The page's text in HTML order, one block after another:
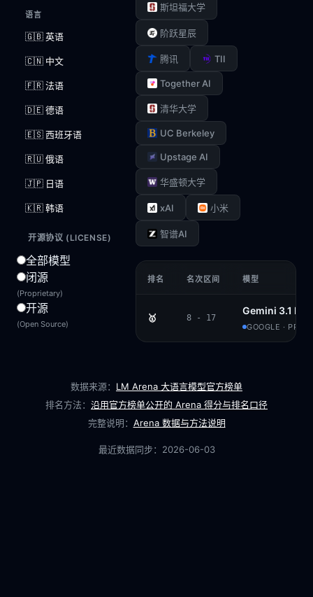
语言
🇬🇧 英语
🇨🇳 中文
🇫🇷 法语
🇩🇪 德语
🇪🇸 西班牙语
🇷🇺 俄语
🇯🇵 日语
🇰🇷 韩语
开源协议 (LICENSE)
全部模型
闭源
(Proprietary)
开源
(Open Source)
斯坦福大学
阶跃星辰
腾讯 TII
Together AI
清华大学
UC Berkeley
Upstage AI
华盛顿大学
xAI 小米
智谱AI
排名 名次区间 模型
🥇 8 - 17
Gemini 3.1
GOOGLE ·
数据来源： LM Arena 大语言模型官方榜单
排名方法： 沿用官方榜单公开的 Arena 得分与排名口径
完整说明： Arena 数据与方法说明
最近数据同步： 2026-06-03